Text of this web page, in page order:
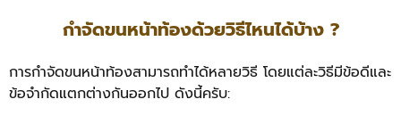
กำจัดขนหน้าท้องด้วยวิธีไหนได้บ้าง ?
การกำจัดขนหน้าท้องสามารถทำได้หลายวิธี โดยแต่ละวิธีมีข้อดีและ
ข้อจำกัดแตกต่างกันออกไป ดังนี้ครับ: